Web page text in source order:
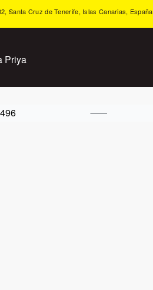
Santa Cruz de Tenerife, Islas Canarias, España